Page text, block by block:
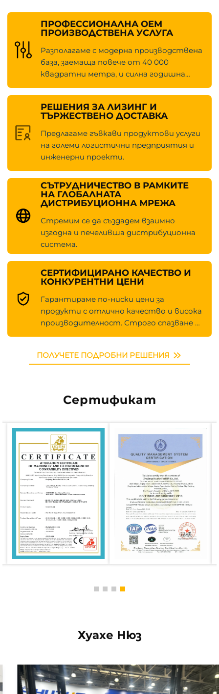
Свържете се с нас днес, за да намерите идеалния
дизелов вилков поглъщач за вашите
предизвикателни нужди от материално
осигуряване.
Изследвайте целия ни асортимент. Поискайте
ПРОФЕССИОНАЛНА OEM
ПРОИЗВОДСТВЕНА УСЛУГА
Разполагаме с модерна производствена
база, заемаща повече от 40 000
квадратни метра, и силна годишна
производствена мощност от 10 000
единици
РЕШЕНИЯ ЗА ЛИЗИНГ И
ТЪРЖЕСТВЕНО ДОСТАВКА
Предлагаме гъвкави продуктови услуги
на големи логистични предприятия и
инженерни проекти.
СЪТРУДНИЧЕСТВО В РАМКИТЕ
НА ГЛОБАЛНАТА
ДИСТРИБУЦИОННА МРЕЖА
Стремим се да създадем взаимно
изгодна и печеливша дистрибуционна
система.
СЕРТИФИЦИРАНО КАЧЕСТВО И
КОНКУРЕНТНИ ЦЕНИ
Гарантираме по-ниски цени за
продукти с отлично качество и висока
производителност. Строго спазване на
стандарта ISO 9001 и сертификата CE.
ПОЛУЧЕТЕ ПОДРОБНИ РЕШЕНИЯ
Сертификат
Хуахе Нюз